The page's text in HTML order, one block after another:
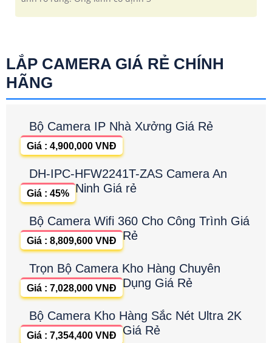
LẮP CAMERA GIÁ RẺ CHÍNH
HÃNG
Bộ Camera IP Nhà Xưởng Giá Rẻ
Giá : 4,900,000 VNĐ
DH-IPC-HFW2241T-ZAS Camera An
Ninh Giá rẻ
Giá : 45%
Bộ Camera Wifi 360 Cho Công Trình Giá
Rẻ
Giá : 8,809,600 VNĐ
Trọn Bộ Camera Kho Hàng Chuyên
Dụng Giá Rẻ
Giá : 7,028,000 VNĐ
Bộ Camera Kho Hàng Sắc Nét Ultra 2K
Giá Rẻ
Giá : 7,354,400 VNĐ